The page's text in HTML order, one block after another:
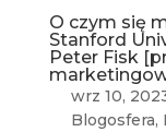
O czym się
Stanford
Peter Fisk
wrz 10,
Blogosfera,